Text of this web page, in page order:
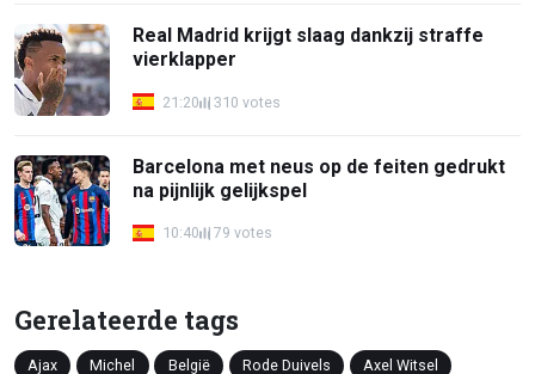
Real Madrid krijgt slaag dankzij straffe
vierklapper
21:20 310 votes
Barcelona met neus op de feiten gedrukt
na pijnlijk gelijkspel
10:40 79 votes
Gerelateerde tags
Ajax Michel België Rode Duivels Axel Witsel